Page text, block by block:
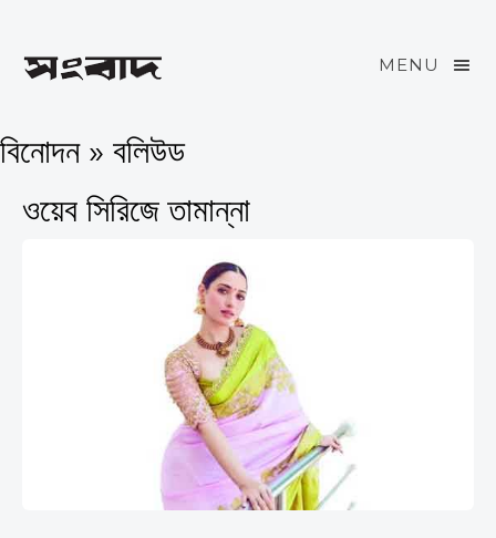
MENU
বিনোদন » বলিউড
ওয়েব সিরিজে তামান্না